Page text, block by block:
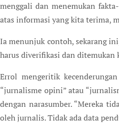
menggali dan menemukan
atas informasi yang kita terima,
Ia menunjuk contoh, sekarang
harus diverifikasi dan ditemukan
Errol mengeritik
“jurnalisme opini” atau
dengan narasumber. “Mereka
oleh jurnalis. Tidak ada data